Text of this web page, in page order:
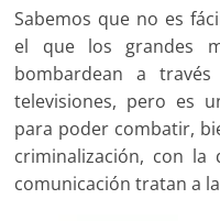
Sabemos que no es
el que los grandes
bombardean a
televisiones, pero es
para poder combatir,
criminalización, con la
comunicación tratan a